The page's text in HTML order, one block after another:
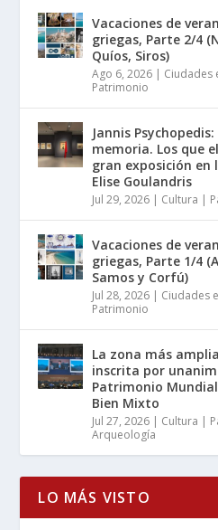
Vacaciones de
griegas, Parte 2/4
Quíos, Siros)
Ago 6, 2026 | Ciudades
Patrimonio
Jannis
memoria. Los que
gran exposición en
Elise Goulandris
Jul 29, 2026 | Cultura |
Vacaciones de
griegas, Parte 1/4
Samos y Corfú)
Jul 28, 2026 | Ciudades
Patrimonio
La zona más
inscrita por
Patrimonio Mundial
Bien Mixto
Jul 27, 2026 | Cultura |
Arqueología
LO MÁS VISTO